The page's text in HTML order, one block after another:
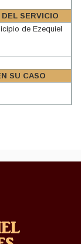
SERVICIO
de Ezequiel
SU CASO